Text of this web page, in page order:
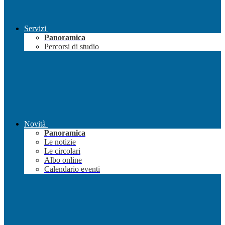
Servizi
Panoramica
Percorsi di studio
Novità
Panoramica
Le notizie
Le circolari
Albo online
Calendario eventi